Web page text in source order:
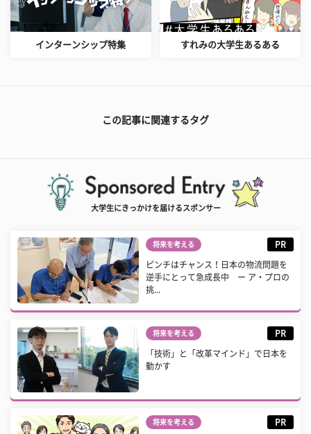
インターンシップ特集 すれみの大学生あるある
この記事に関連するタグ
大学生にきっかけを届けるスポンサー
将来を考える PR
ピンチはチャンス！日本の物流問題を
逆手にとって急成長中 ー ア・プロの
挑...
将来を考える PR
「技術」と「改革マインド」で日本を
動かす
将来を考える PR